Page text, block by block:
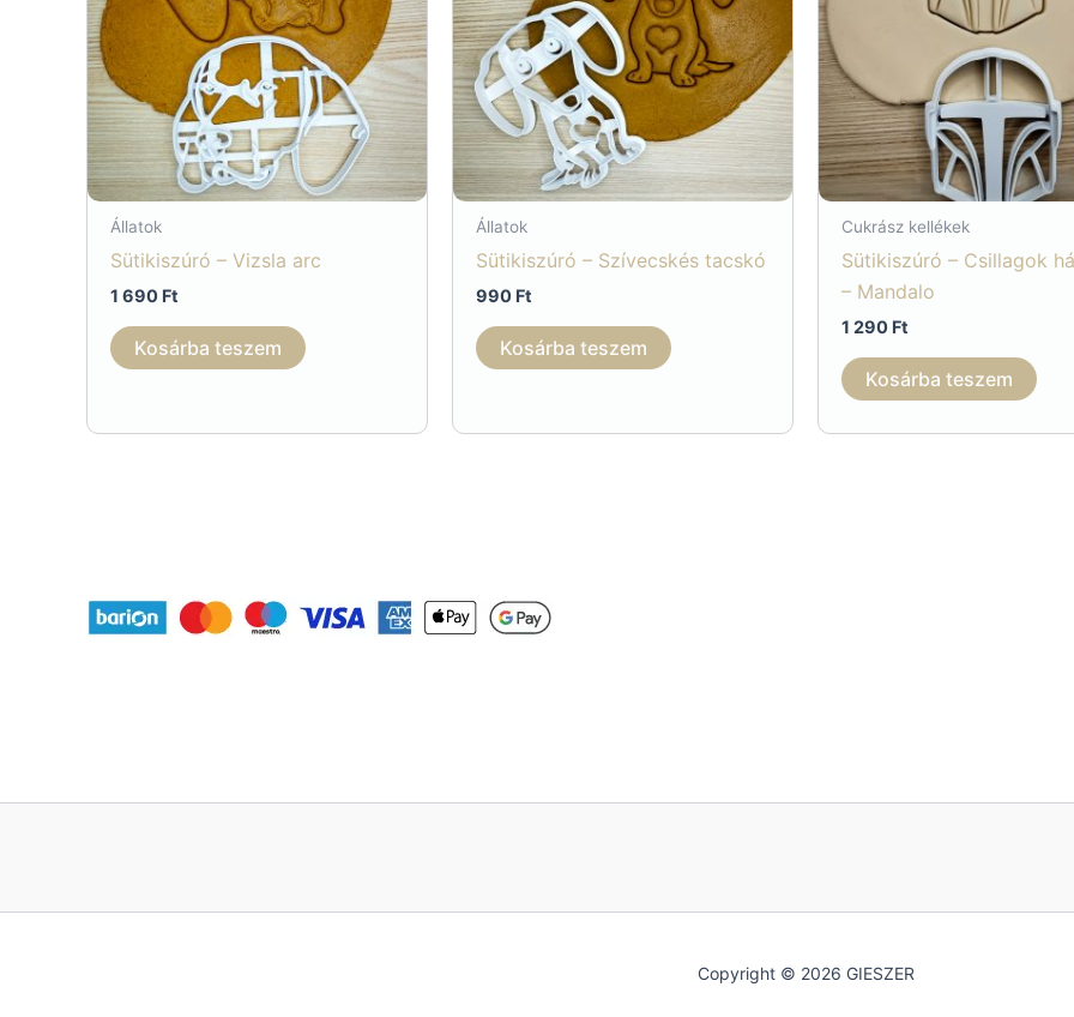
Állatok
Sütikiszúró – Vizsla arc
1 690 Ft
Kosárba teszem
Állatok
Sütikiszúró – Szívecskés tacskó
990 Ft
Kosárba teszem
Cukrász kellékek
Sütikiszúró – Csillagok
– Mandalo
1 290 Ft
Kosárba teszem
Copyright © 2026 GIESZER